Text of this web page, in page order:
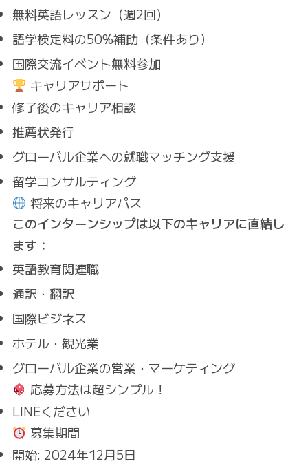
無料英語レッスン（週2回）
語学検定料の50%補助（条件あり）
国際交流イベント無料参加
キャリアサポート
修了後のキャリア相談
推薦状発行
グローバル企業への就職マッチング支援
留学コンサルティング
将来のキャリアパス
このインターンシップは以下のキャリアに直結し
ます：
英語教育関連職
通訳・翻訳
国際ビジネス
ホテル・観光業
グローバル企業の営業・マーケティング
応募方法は超シンプル！
LINEください
募集期間
開始: 2024年12月5日